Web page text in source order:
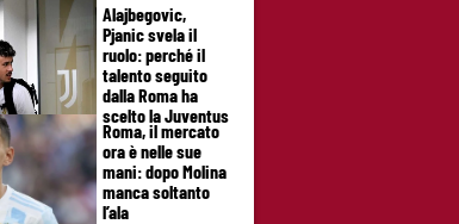
Alajbegovic,
Pjanic svela il
ruolo: perché il
talento seguito
dalla Roma ha
scelto la Juventus
Roma, il mercato
ora è nelle sue
mani: dopo Molina
manca soltanto
l’ala